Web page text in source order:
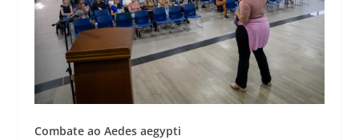
Combate ao Aedes aegypti